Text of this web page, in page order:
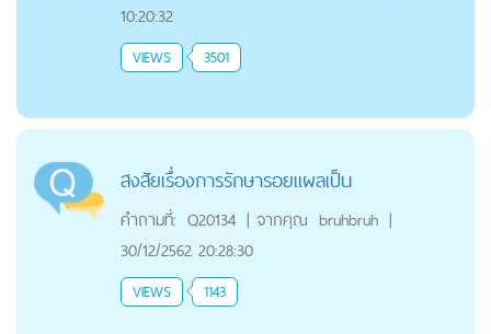
10:20:32
VIEWS 3501
สงสัยเรื่องการรักษารอยแผลเป็น
คำถามที่: Q20134 | จากคุณ bruhbruh |
30/12/2562 20:28:30
VIEWS 1143